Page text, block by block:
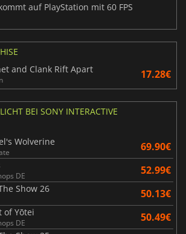
auf PlayStation mit 60 FPS
and Clank Rift Apart
17.28€
BEI SONY INTERACTIVE
Wolverine
69.90€
DE 52.99€
Show 26 50.13€
of Yōtei
DE 50.49€